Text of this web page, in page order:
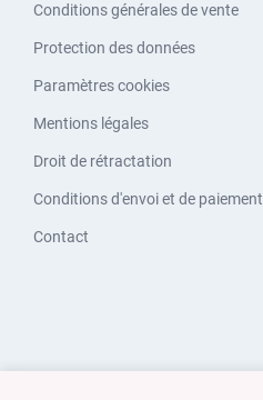
Conditions générales de vente
Protection des données
Paramètres cookies
Mentions légales
Droit de rétractation
Conditions d'envoi et de paiement
Contact